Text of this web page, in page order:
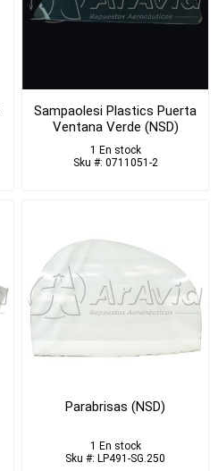
Sampaolesi Plastics Puerta
Ventana Verde (NSD)
1 En stock
Sku #: 0711051-2
Parabrisas (NSD)
1 En stock
Sku #: LP491-SG.250